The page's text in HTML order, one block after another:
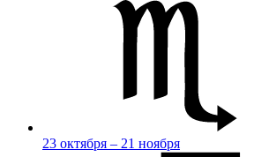
23 октября – 21 ноября